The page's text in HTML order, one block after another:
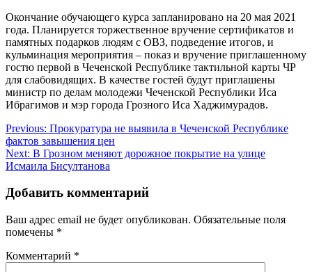
Окончание обучающего курса запланировано на 20 мая 2021
года. Планируется торжественное вручение сертификатов и
памятных подарков людям с ОВЗ, подведение итогов, и
кульминация мероприятия – показ и вручение приглашенному
гостю первой в Чеченской Республике тактильной карты ЧР
для слабовидящих. В качестве гостей будут приглашены
министр по делам молодежи Чеченской Республики Иса
Ибрагимов и мэр города Грозного Иса Хаджимурадов.
Навигация
по
записям
Previous: Прокуратура не выявила в Чеченской Республике
фактов завышения цен
Next: В Грозном меняют дорожное покрытие на улице
Исмаила Бисултанова
Добавить комментарий
Ваш адрес email не будет опубликован. Обязательные поля
помечены *
Комментарий *